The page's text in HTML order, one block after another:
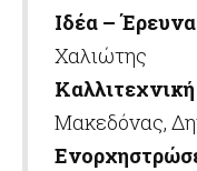
Ιδέα –
Χαλιώτης
Μακεδόνας,